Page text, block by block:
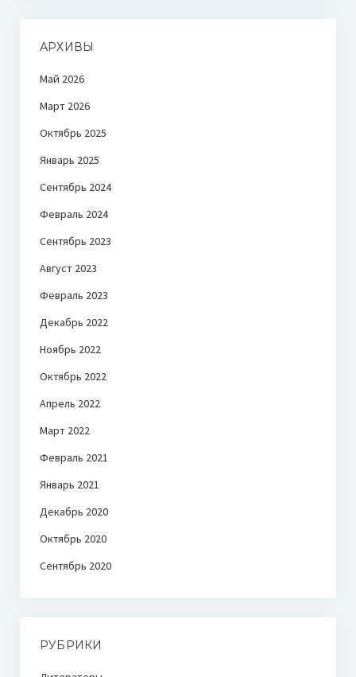
АРХИВЫ
Май 2026
Март 2026
Октябрь 2025
Январь 2025
Сентябрь 2024
Февраль 2024
Сентябрь 2023
Август 2023
Февраль 2023
Декабрь 2022
Ноябрь 2022
Октябрь 2022
Апрель 2022
Март 2022
Февраль 2021
Январь 2021
Декабрь 2020
Октябрь 2020
Сентябрь 2020
РУБРИКИ